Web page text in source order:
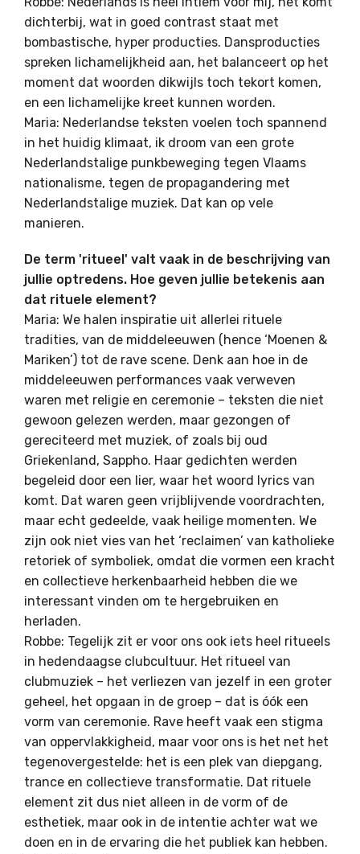
dichterbij, wat in goed contrast staat met
bombastische, hyper producties. Dansproducties
spreken lichamelijkheid aan, het balanceert op het
moment dat woorden dikwijls toch tekort komen,
en een lichamelijke kreet kunnen worden.
Maria: Nederlandse teksten voelen toch spannend
in het huidig klimaat, ik droom van een grote
Nederlandstalige punkbeweging tegen Vlaams
nationalisme, tegen de propagandering met
Nederlandstalige muziek. Dat kan op vele
manieren.
De term 'ritueel' valt vaak in de beschrijving van
jullie optredens. Hoe geven jullie betekenis aan
dat rituele element?
Maria: We halen inspiratie uit allerlei rituele
tradities, van de middeleeuwen (hence ‘Moenen &
Mariken’) tot de rave scene. Denk aan hoe in de
middeleeuwen performances vaak verweven
waren met religie en ceremonie – teksten die niet
gewoon gelezen werden, maar gezongen of
gereciteerd met muziek, of zoals bij oud
Griekenland, Sappho. Haar gedichten werden
begeleid door een lier, waar het woord lyrics van
komt. Dat waren geen vrijblijvende voordrachten,
maar echt gedeelde, vaak heilige momenten. We
zijn ook niet vies van het ‘reclaimen’ van katholieke
retoriek of symboliek, omdat die vormen een kracht
en collectieve herkenbaarheid hebben die we
interessant vinden om te hergebruiken en
herladen.
Robbe: Tegelijk zit er voor ons ook iets heel ritueels
in hedendaagse clubcultuur. Het ritueel van
clubmuziek – het verliezen van jezelf in een groter
geheel, het opgaan in de groep – dat is óók een
vorm van ceremonie. Rave heeft vaak een stigma
van oppervlakkigheid, maar voor ons is het net het
tegenovergestelde: het is een plek van diepgang,
trance en collectieve transformatie. Dat rituele
element zit dus niet alleen in de vorm of de
esthetiek, maar ook in de intentie achter wat we
doen en in de ervaring die het publiek kan hebben.